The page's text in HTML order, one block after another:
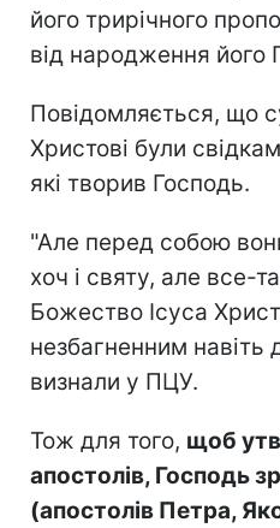
його трирічного
від народження його
Повідомляється, що
Христові були
які творив Господь.
"Але перед собою
хоч і святу, але все-
Божество Ісуса
незбагненним навіть
визнали у ПЦУ.
Тож для того, щоб
апостолів, Господь
(апостолів Петра,